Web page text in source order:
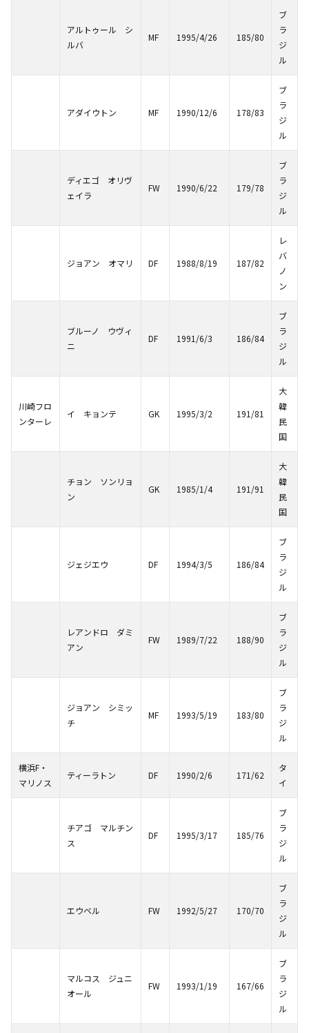
アルトゥール シ
ルバ
MF 1995/4/26 185/80
ブ
ラ
ジ
ル
アダイウトン MF 1990/12/6 178/83
ブ
ラ
ジ
ル
ディエゴ オリヴ
ェイラ
FW 1990/6/22 179/78
ブ
ラ
ジ
ル
ジョアン オマリ DF 1988/8/19 187/82
レ
バ
ノ
ン
ブルーノ ウヴィ
ニ
DF 1991/6/3 186/84
ブ
ラ
ジ
ル
川崎フロ
ンターレ
イ キョンテ GK 1995/3/2 191/81
大
韓
民
国
チョン ソンリョ
ン
GK 1985/1/4 191/91
大
韓
民
国
ジェジエウ DF 1994/3/5 186/84
ブ
ラ
ジ
ル
レアンドロ ダミ
アン
FW 1989/7/22 188/90
ブ
ラ
ジ
ル
ジョアン シミッ
チ
MF 1993/5/19 183/80
ブ
ラ
ジ
ル
横浜F・
マリノス
ティーラトン DF 1990/2/6 171/62
タ
イ
チアゴ マルチン
ス
DF 1995/3/17 185/76
ブ
ラ
ジ
ル
エウベル FW 1992/5/27 170/70
ブ
ラ
ジ
ル
マルコス ジュニ
オール
FW 1993/1/19 167/66
ブ
ラ
ジ
ル